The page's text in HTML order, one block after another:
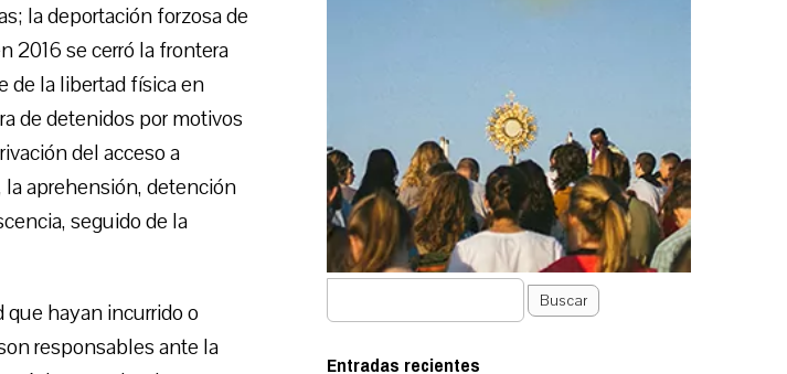
la deportación forzosa de
2016 se cerró la frontera
de la libertad física en
de detenidos por motivos
del acceso a
la aprehensión, detención
seguido de la
hayan incurrido o
responsables ante la
Buscar
Entradas recientes